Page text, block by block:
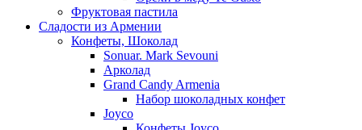
Фруктовая пастила
Сладости из Армении
Конфеты, Шоколад
Sonuar. Mark Sevouni
Арколад
Grand Candy Armenia
Набор шоколадных конфет
Joyco